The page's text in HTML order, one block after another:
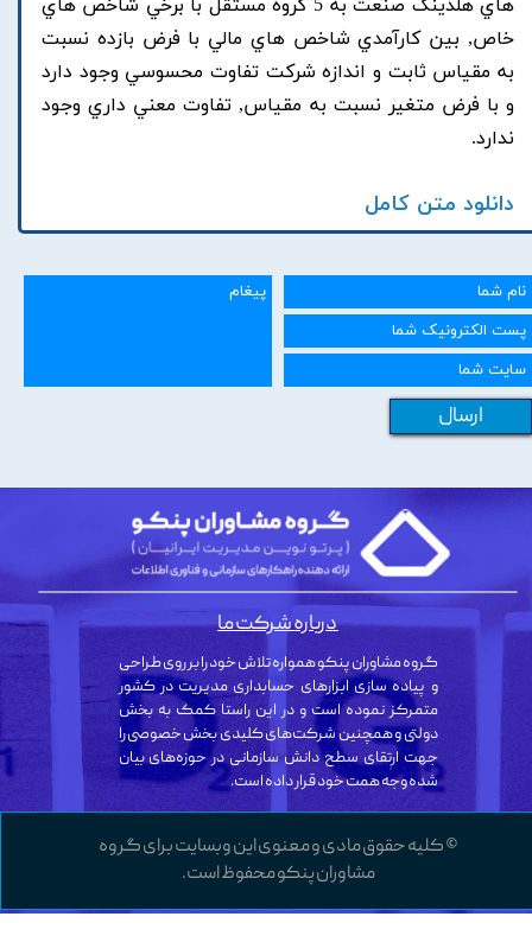
هاي هلدينگ صنعت به 5 گروه مستقل با برخي شاخص هاي
خاص, بين کارآمدي شاخص هاي مالي با فرض بازده نسبت
به مقياس ثابت و اندازه شرکت تفاوت محسوسي وجود دارد
و با فرض متغير نسبت به مقياس, تفاوت معني داري وجود
ندارد.
دانلود متن کامل
ارسال
© کلیه حقوق مادی و معنوی این وبسایت برای گروه
مشاوران پنکو محفوظ است.
گروه مشاوران پنکو همواره تلاش خود را بر روی طراحی
و پیاده سازی ابزارهای حسابداری مدیریت در کشور
متمرکز نموده است و در این راستا کمک به بخش
دولتی و همچنین شرکت‌های کلیدی بخش خصوصی را
جهت ارتقای سطح دانش سازمانی در حوزه‌های بیان
شده وجه همت خود قرار داده است.
درباره شرکت ما